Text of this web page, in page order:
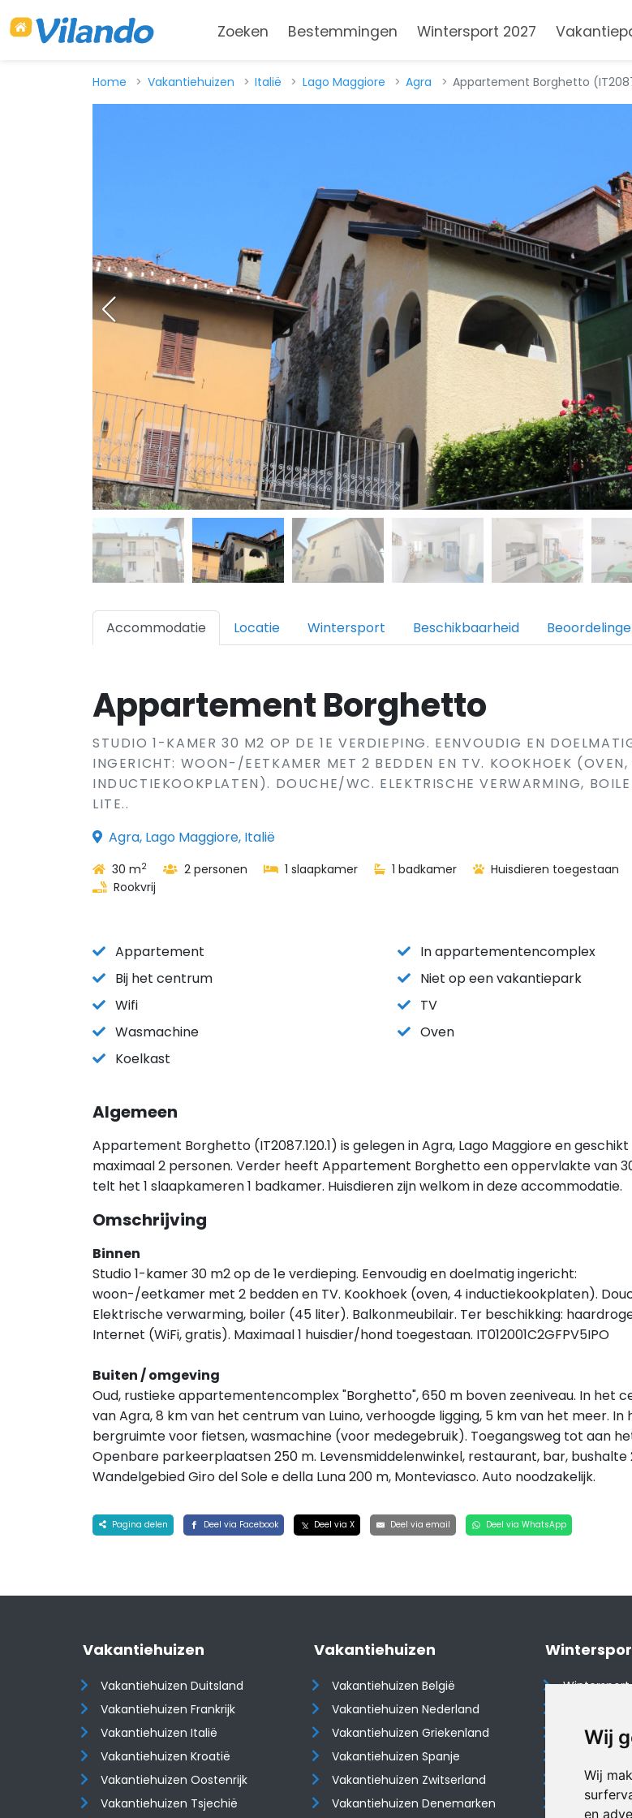
Wij
Wij
en
Zoeken Bestemmingen Wintersport 2027
Home Vakantiehuizen Italië Lago Maggiore Agra Appartement Borghetto
Accommodatie Locatie Wintersport Beschikbaarheid
Appartement Borghetto
STUDIO 1-KAMER 30 M2 OP DE 1E VERDIEPING. EENVOUDIG EN
INGERICHT: WOON-/EETKAMER MET 2 BEDDEN EN TV. KOOKHOEK (OVEN,
INDUCTIEKOOKPLATEN). DOUCHE/WC. ELEKTRISCHE VERWARMING,
LITE..
Agra, Lago Maggiore, Italië
30 m2 2 personen 1 slaapkamer 1 badkamer
Huisdieren toegestaan
Rookvrij
Appartement
In appartementencomplex
Bij het centrum
Niet op een vakantiepark
Wifi
TV
Wasmachine
Oven
Koelkast
Algemeen
Appartement Borghetto (IT2087.120.1) is gelegen in Agra, Lago Maggiore en
maximaal 2 personen. Verder heeft Appartement Borghetto een oppervlakte van
telt het 1 slaapkameren 1 badkamer. Huisdieren zijn welkom in deze accommodatie.
Omschrijving
Binnen
Studio 1-kamer 30 m2 op de 1e verdieping. Eenvoudig en doelmatig ingericht:
woon-/eetkamer met 2 bedden en TV. Kookhoek (oven, 4 inductiekookplaten).
Elektrische verwarming, boiler (45 liter). Balkonmeubilair. Ter beschikking:
Internet (WiFi, gratis). Maximaal 1 huisdier/hond toegestaan. IT012001C2GFPV5IPO
Buiten / omgeving
Oud, rustieke appartementencomplex "Borghetto", 650 m boven zeeniveau. In het
van Agra, 8 km van het centrum van Luino, verhoogde ligging, 5 km van het meer. In
bergruimte voor fietsen, wasmachine (voor medegebruik). Toegangsweg tot aan
Openbare parkeerplaatsen 250 m. Levensmiddelenwinkel, restaurant, bar, bushalte
Wandelgebied Giro del Sole e della Luna 200 m, Monteviasco. Auto noodzakelijk.
Pagina delen Deel via Facebook Deel via X Deel via email Deel via WhatsApp
Vakantiehuizen
Vakantiehuizen Duitsland
Vakantiehuizen Frankrijk
Vakantiehuizen Italië
Vakantiehuizen Kroatië
​​​​​​​Vakantiehuizen Oostenrijk
Vakantiehuizen Tsjechië
Vakantiehuizen
Vakantiehuizen België
Vakantiehuizen Nederland
Vakantiehuizen Griekenland
Vakantiehuizen Spanje
​​​​​​​Vakantiehuizen Zwitserland
Vakantiehuizen Denemarken